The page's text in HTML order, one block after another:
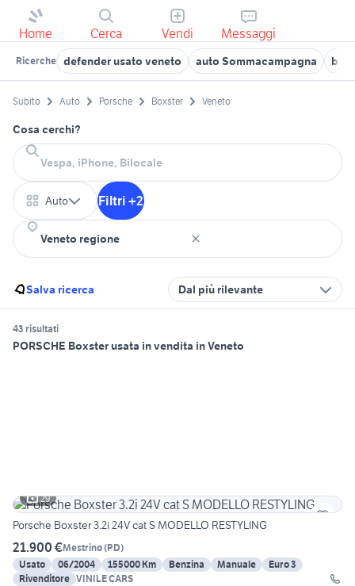
Home Cerca Vendi Messaggi
Ricerche defender usato veneto auto Sommacampagna
Subito Auto Porsche Boxster Veneto
Cosa cerchi?
Auto Filtri +2
Salva ricerca Dal più rilevante
43 risultati
PORSCHE Boxster usata in vendita in Veneto
29
Porsche Boxster 3.2i 24V cat S MODELLO RESTYLING
21.900 €Mestrino(PD)
Usato
06/2004 155000 Km Benzina Manuale
Euro 3
Rivenditore VINILE CARS